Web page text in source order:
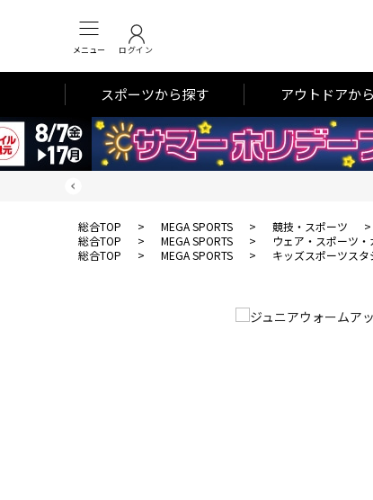
メニュー ログイン
スポーツから探す アウトドアか
総合TOP > MEGA SPORTS > 競技・スポーツ >
総合TOP
> MEGA SPORTS > ウェア・スポーツ・
総合TOP
> MEGA SPORTS > キッズスポーツスタ